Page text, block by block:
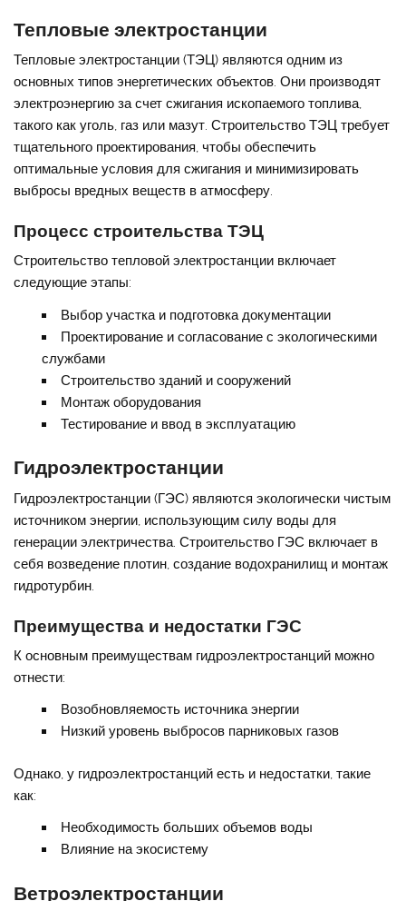
Тепловые электростанции
Тепловые электростанции (ТЭЦ) являются одним из
основных типов энергетических объектов. Они производят
электроэнергию за счет сжигания ископаемого топлива,
такого как уголь, газ или мазут. Строительство ТЭЦ требует
тщательного проектирования, чтобы обеспечить
оптимальные условия для сжигания и минимизировать
выбросы вредных веществ в атмосферу.
Процесс строительства ТЭЦ
Строительство тепловой электростанции включает
следующие этапы:
Выбор участка и подготовка документации
Проектирование и согласование с экологическими
службами
Строительство зданий и сооружений
Монтаж оборудования
Тестирование и ввод в эксплуатацию
Гидроэлектростанции
Гидроэлектростанции (ГЭС) являются экологически чистым
источником энергии, использующим силу воды для
генерации электричества. Строительство ГЭС включает в
себя возведение плотин, создание водохранилищ и монтаж
гидротурбин.
Преимущества и недостатки ГЭС
К основным преимуществам гидроэлектростанций можно
отнести:
Возобновляемость источника энергии
Низкий уровень выбросов парниковых газов
Однако, у гидроэлектростанций есть и недостатки, такие
как:
Необходимость больших объемов воды
Влияние на экосистему
Ветроэлектростанции